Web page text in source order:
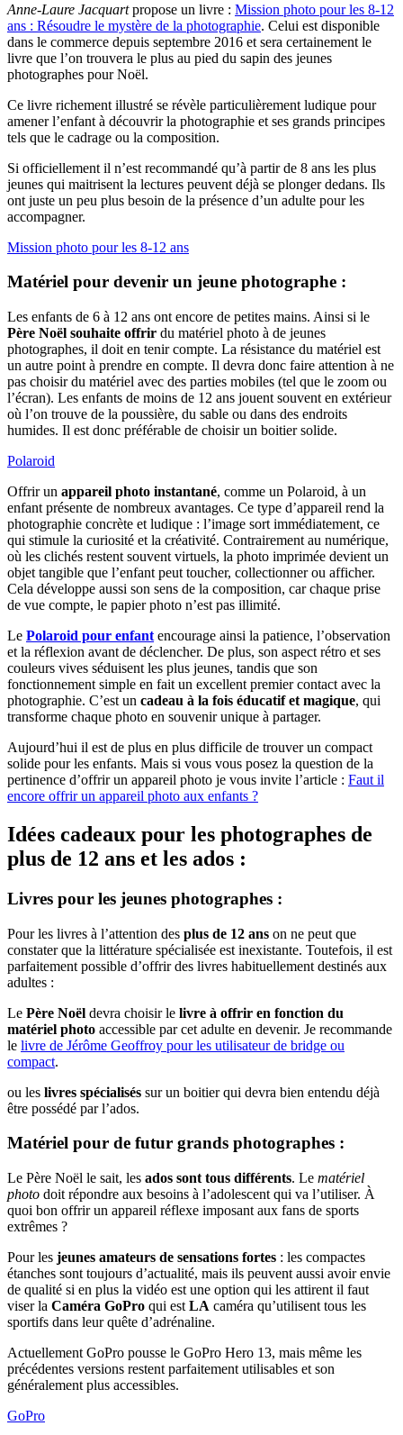
Anne-Laure Jacquartpropose un livre : Mission photo pour les 8-12
ans : Résoudre le mystère de la photographie. Celui est disponible
dans le commerce depuis septembre 2016 et sera certainement le
livre que l’on trouvera le plus au pied du sapin des jeunes
photographes pour Noël.
Ce livre richement illustré se révèle particulièrement ludique pour
amener l’enfant à découvrir la photographie et ses grands principes
tels que le cadrage ou la composition.
Si officiellement il n’est recommandé qu’à partir de 8 ans les plus
jeunes qui maitrisent la lectures peuvent déjà se plonger dedans. Ils
ont juste un peu plus besoin de la présence d’un adulte pour les
accompagner.
Mission photo pour les 8-12 ans
Matériel pour devenir un jeune photographe :
Les enfants de 6 à 12 ans ont encore de petites mains. Ainsi si le
Père Noël souhaite offrir du matériel photo à de jeunes
photographes, il doit en tenir compte. La résistance du matériel est
un autre point à prendre en compte. Il devra donc faire attention à ne
pas choisir du matériel avec des parties mobiles (tel que le zoom ou
l’écran). Les enfants de moins de 12 ans jouent souvent en extérieur
où l’on trouve de la poussière, du sable ou dans des endroits
humides. Il est donc préférable de choisir un boitier solide.
Polaroid
Offrir un appareil photo instantané, comme un Polaroid, à un
enfant présente de nombreux avantages. Ce type d’appareil rend la
photographie concrète et ludique : l’image sort immédiatement, ce
qui stimule la curiosité et la créativité. Contrairement au numérique,
où les clichés restent souvent virtuels, la photo imprimée devient un
objet tangible que l’enfant peut toucher, collectionner ou afficher.
Cela développe aussi son sens de la composition, car chaque prise
de vue compte, le papier photo n’est pas illimité.
Le Polaroid pour enfant encourage ainsi la patience, l’observation
et la réflexion avant de déclencher. De plus, son aspect rétro et ses
couleurs vives séduisent les plus jeunes, tandis que son
fonctionnement simple en fait un excellent premier contact avec la
photographie. C’est un cadeau à la fois éducatif et magique, qui
transforme chaque photo en souvenir unique à partager.
Aujourd’hui il est de plus en plus difficile de trouver un compact
solide pour les enfants. Mais si vous vous posez la question de la
pertinence d’offrir un appareil photo je vous invite l’article : Faut il
encore offrir un appareil photo aux enfants ?
Idées cadeaux pour les photographes de
plus de 12 ans et les ados :
Livres pour les jeunes photographes :
Pour les livres à l’attention des plus de 12 ans on ne peut que
constater que la littérature spécialisée est inexistante. Toutefois, il est
parfaitement possible d’offrir des livres habituellement destinés aux
adultes :
Le Père Noël devra choisir le livre à offrir en fonction du
matériel photo accessible par cet adulte en devenir. Je recommande
le livre de Jérôme Geoffroy pour les utilisateur de bridge ou
compact.
ou les livres spécialisés sur un boitier qui devra bien entendu déjà
être possédé par l’ados.
Matériel pour de futur grands photographes :
Le Père Noël le sait, les ados sont tous différents. Le matériel
photo doit répondre aux besoins à l’adolescent qui va l’utiliser. À
quoi bon offrir un appareil réflexe imposant aux fans de sports
extrêmes ?
Pour les jeunes amateurs de sensations fortes : les compactes
étanches sont toujours d’actualité, mais ils peuvent aussi avoir envie
de qualité si en plus la vidéo est une option qui les attirent il faut
viser la Caméra GoPro qui est LA caméra qu’utilisent tous les
sportifs dans leur quête d’adrénaline.
Actuellement GoPro pousse le GoPro Hero 13, mais même les
précédentes versions restent parfaitement utilisables et son
généralement plus accessibles.
GoPro